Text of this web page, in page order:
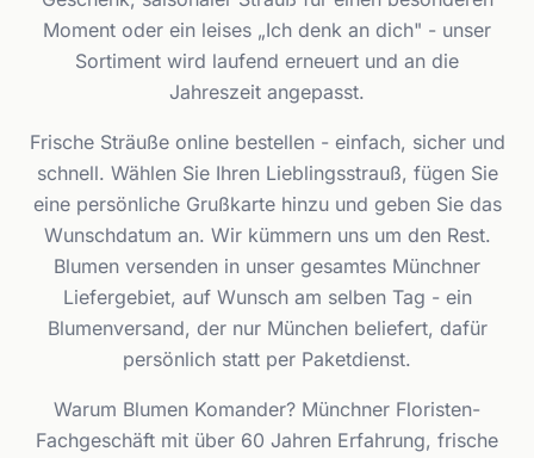
Moment oder ein leises „Ich denk an dich" - unser
Sortiment wird laufend erneuert und an die
Jahreszeit angepasst.
Frische Sträuße online bestellen - einfach, sicher und
schnell. Wählen Sie Ihren Lieblingsstrauß, fügen Sie
eine persönliche Grußkarte hinzu und geben Sie das
Wunschdatum an. Wir kümmern uns um den Rest.
Blumen versenden in unser gesamtes Münchner
Liefergebiet, auf Wunsch am selben Tag - ein
Blumenversand, der nur München beliefert, dafür
persönlich statt per Paketdienst.
Warum Blumen Komander? Münchner Floristen-
Fachgeschäft mit über 60 Jahren Erfahrung, frische